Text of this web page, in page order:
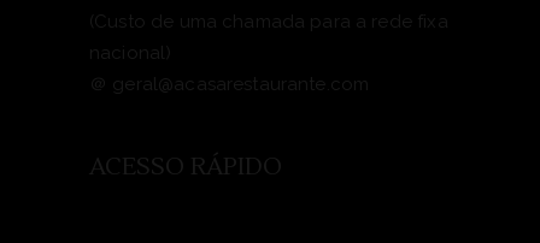
(Custo de uma chamada para a rede fixa
nacional)
＠ geral@acasarestaurante.com
ACESSO RÁPIDO